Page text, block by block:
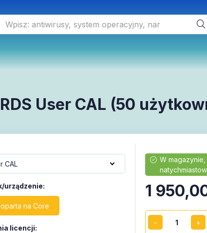
User CAL (50
urządzenie:
na Core
licencji:
1